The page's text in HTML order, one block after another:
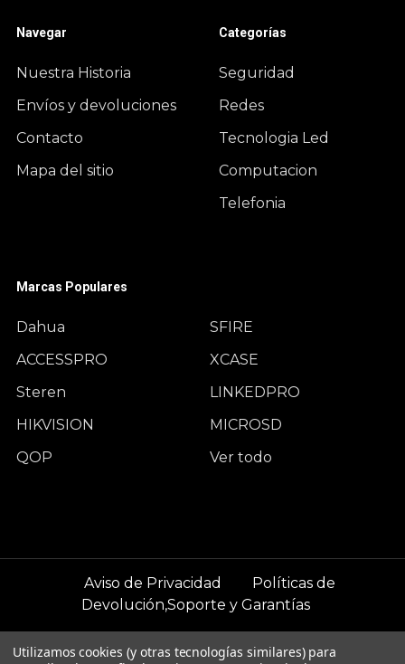
Navegar
Nuestra Historia
Envíos y devoluciones
Contacto
Mapa del sitio
Categorías
Seguridad
Redes
Tecnologia Led
Computacion
Telefonia
Marcas Populares
Dahua
ACCESSPRO
Steren
HIKVISION
QOP
SFIRE
XCASE
LINKEDPRO
MICROSD
Ver todo
Aviso de Privacidad
Políticas de
Devolución,Soporte y Garantías
©2026WCAM Negocios.
Utilizamos cookies (y otras tecnologías similares) para